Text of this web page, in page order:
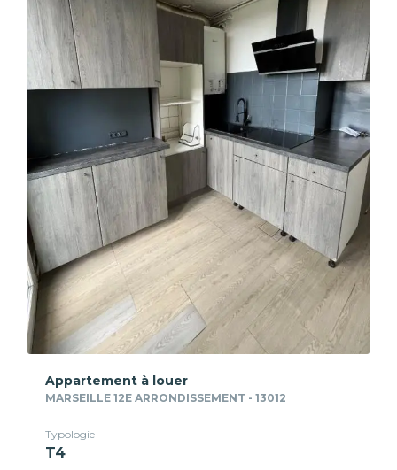
Appartement à louer
MARSEILLE 12E ARRONDISSEMENT - 13012
Typologie
T4